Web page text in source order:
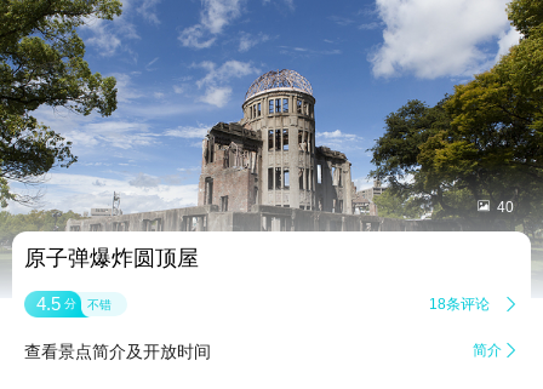
 40
原子弹爆炸圆顶屋
4.5 分 不错 18条评论 
查看景点简介及开放时间 简介 
